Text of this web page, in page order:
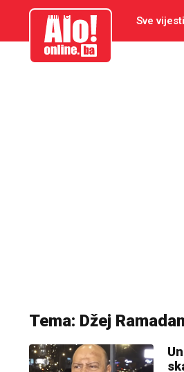
aloonline.ba Sve vijesti
Tema: Džej